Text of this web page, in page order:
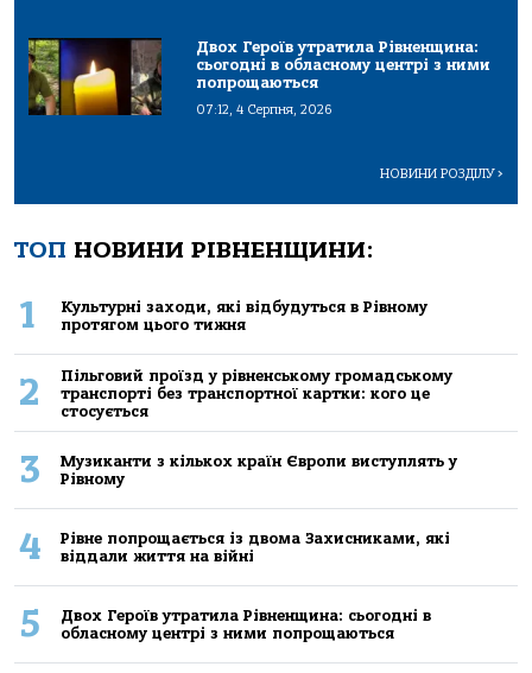
Двох Героїв утратила Рівненщина:
сьогодні в обласному центрі з ними
попрощаються
07:12, 4 Серпня, 2026
НОВИНИ РОЗДІЛУ>
ТОП НОВИНИ РІВНЕНЩИНИ:
1
Культурні заходи, які відбудуться в Рівному
протягом цього тижня
2
Пільговий проїзд у рівненському громадському
транспорті без транспортної картки: кого це
стосується
3
Музиканти з кількох країн Європи виступлять у
Рівному
4
Рівне попрощається із двома Захисниками, які
віддали життя на війні
5
Двох Героїв утратила Рівненщина: сьогодні в
обласному центрі з ними попрощаються